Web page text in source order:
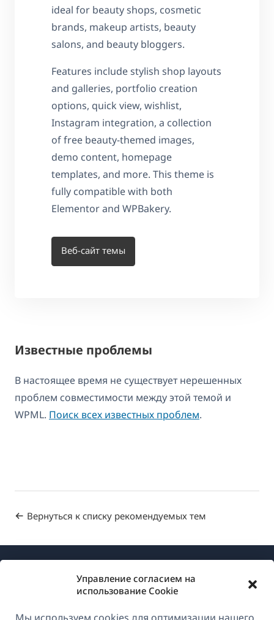
Управление согласием на
использование Cookie
ideal for beauty shops, cosmetic
brands, makeup artists, beauty
salons, and beauty bloggers.
Features include stylish shop layouts
and galleries, portfolio creation
options, quick view, wishlist,
Instagram integration, a collection
of free beauty-themed images,
demo content, homepage
templates, and more. This theme is
fully compatible with both
Elementor and WPBakery.
Веб-сайт темы
Известные проблемы
В настоящее время не существует нерешенных
проблем совместимости между этой темой и
WPML. Поиск всех известных проблем.
Вернуться к списку рекомендуемых тем